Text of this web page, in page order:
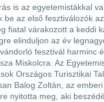
is az egyetemistákkal
be az első fesztiválozók
fiatal várakozott a keddi
elinduljon az év
fesztivál harminc
Miskolcra. Az
Országos Turisztikai
Balog Zoltán, az
nyitotta meg, aki